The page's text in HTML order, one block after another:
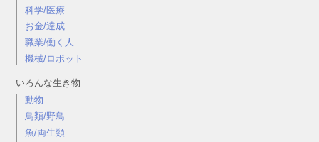
科学/医療
お金/達成
職業/働く人
機械/ロボット
いろんな生き物
動物
鳥類/野鳥
魚/両生類